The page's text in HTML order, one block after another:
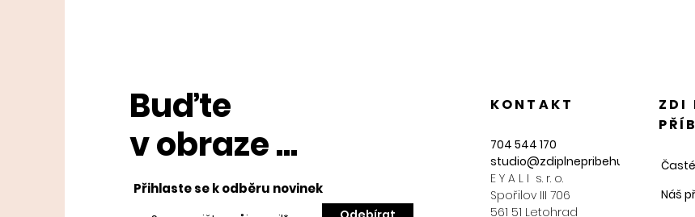
Buďte
v obraze ...
Přihlaste se k odběru novinek
KONTAKT
704 544 170
studio@zdiplnepribehu.cz
E Y A L I s. r. o.
Spořilov III 706
561 51 Letohrad
ZDI
Náš